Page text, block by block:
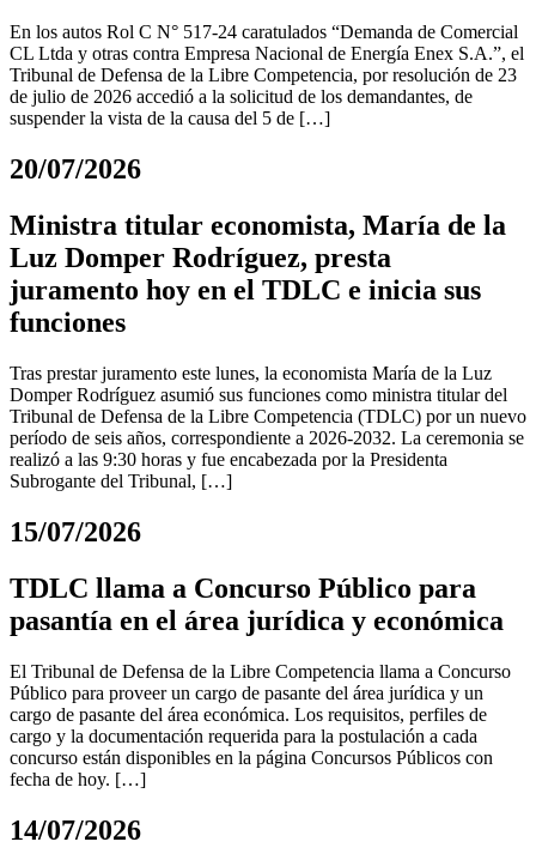
En los autos Rol C N° 517-24 caratulados “Demanda de Comercial
CL Ltda y otras contra Empresa Nacional de Energía Enex S.A.”, el
Tribunal de Defensa de la Libre Competencia, por resolución de 23
de julio de 2026 accedió a la solicitud de los demandantes, de
suspender la vista de la causa del 5 de […]
20/07/2026
Ministra titular economista, María de la
Luz Domper Rodríguez, presta
juramento hoy en el TDLC e inicia sus
funciones
Tras prestar juramento este lunes, la economista María de la Luz
Domper Rodríguez asumió sus funciones como ministra titular del
Tribunal de Defensa de la Libre Competencia (TDLC) por un nuevo
período de seis años, correspondiente a 2026-2032. La ceremonia se
realizó a las 9:30 horas y fue encabezada por la Presidenta
Subrogante del Tribunal, […]
15/07/2026
TDLC llama a Concurso Público para
pasantía en el área jurídica y económica
El Tribunal de Defensa de la Libre Competencia llama a Concurso
Público para proveer un cargo de pasante del área jurídica y un
cargo de pasante del área económica. Los requisitos, perfiles de
cargo y la documentación requerida para la postulación a cada
concurso están disponibles en la página Concursos Públicos con
fecha de hoy. […]
14/07/2026